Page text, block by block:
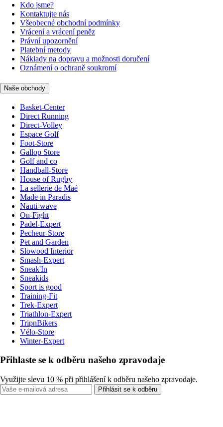
Kdo jsme?
Kontaktujte nás
Všeobecné obchodní podmínky
Vrácení a vrácení peněz
Právní upozornění
Platební metody
Náklady na dopravu a možnosti doručení
Oznámení o ochraně soukromí
Naše obchody
Basket-Center
Direct Running
Direct-Volley
Espace Golf
Foot-Store
Gallop Store
Golf and co
Handball-Store
House of Rugby
La sellerie de Maé
Made in Paradis
Nauti-wave
On-Fight
Padel-Expert
Pecheur-Store
Pet and Garden
Slowood Interior
Smash-Expert
Sneak'In
Sneakids
Sport is good
Training-Fit
Trek-Expert
Triathlon-Expert
TripnBikers
Vélo-Store
Winter-Expert
Přihlaste se k odběru našeho zpravodaje
Využijte slevu 10 % při přihlášení k odběru našeho zpravodaje.
Přihlásit se k odběru